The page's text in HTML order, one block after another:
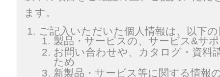
ます。
ご記入いただいた個人情報は、以下
製品・サービスの、サービス&サ
お問い合わせや、カタログ・資料
ため
新製品・サービス等に関する情報